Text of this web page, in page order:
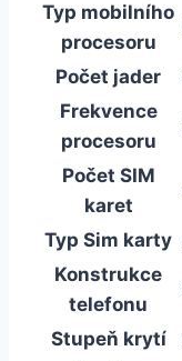
Typ mobilního
procesoru
Počet jader
Frekvence
procesoru
Počet SIM
karet
Typ Sim karty
Konstrukce
telefonu
Stupeň krytí